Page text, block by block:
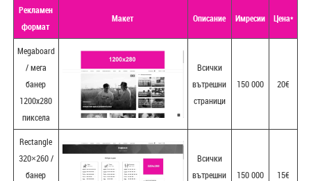
Рекламен
формат
Макет Описание Имресии Цена*
Megaboard
/ мега
банер
1200х280
пиксела
Всички
вътрешни
страници
150 000 20€
Rectangle
320×260 /
банер
Всички
вътрешни
150 000 15€